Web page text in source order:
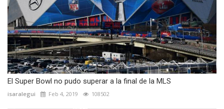
El Super Bowl no pudo superar a la final de la MLS
isaralegui Feb 4, 2019 108502